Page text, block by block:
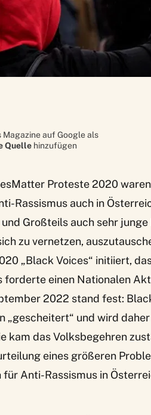
Magazine auf Google als
Quelle hinzufügen
Proteste 2020
Rassismus auch in
Großteils auch sehr
zu vernetzen,
„Black Voices“ initiiert,
forderte einen Nationalen
2022 stand fest:
„gescheitert“ und wird
kam das Volksbegehren
eines größeren
für Anti-Rassismus in